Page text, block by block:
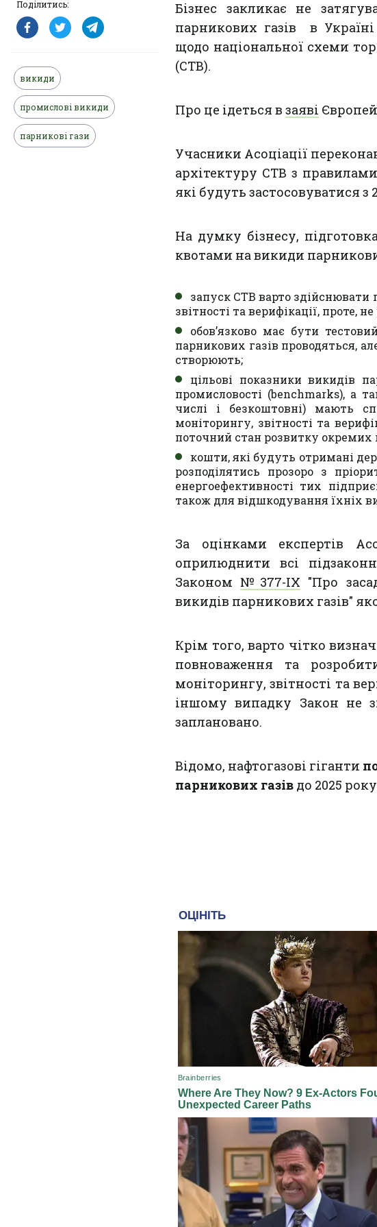
Поділитись:
викиди
промислові викиди
парникові гази
Бізнес закликає не
парникових газів в
щодо національної схеми
(СТВ).
Про це ідеться в заяві
Учасники Асоціації
архітектуру СТВ з
які будуть застосовуватися з
На думку бізнесу,
квотами на викиди
запуск СТВ варто здійснювати
звітності та верифікації, проте,
обов’язково має бути
парникових газів проводяться,
створюють;
цільові показники викидів
промисловості (benchmarks), а
числі і безкоштовні) мають
моніторингу, звітності та
поточний стан розвитку окремих
кошти, які будуть отримані
розподілятись прозоро з
енергоефективності тих
також для відшкодування їхніх
За оцінками експертів
оприлюднити всі
Законом№377-ІХ "Про
викидів парникових газів"
Крім того, варто чітко
повноваження та
моніторингу, звітності та
іншому випадку Закон не
заплановано.
Відомо, нафтогазові гіганти
парникових газів до 2025